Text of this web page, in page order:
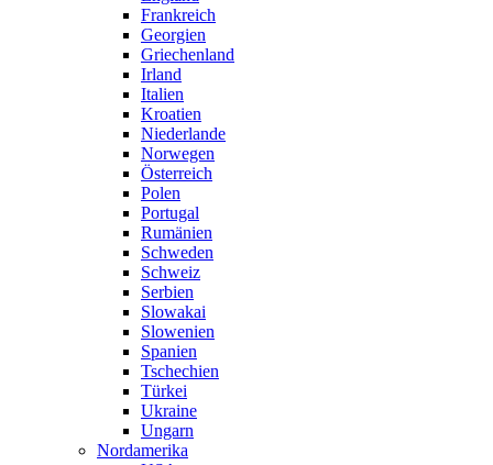
Frankreich
Georgien
Griechenland
Irland
Italien
Kroatien
Niederlande
Norwegen
Österreich
Polen
Portugal
Rumänien
Schweden
Schweiz
Serbien
Slowakai
Slowenien
Spanien
Tschechien
Türkei
Ukraine
Ungarn
Nordamerika